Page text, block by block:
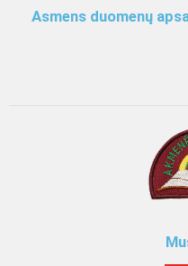
Asmens duomenų